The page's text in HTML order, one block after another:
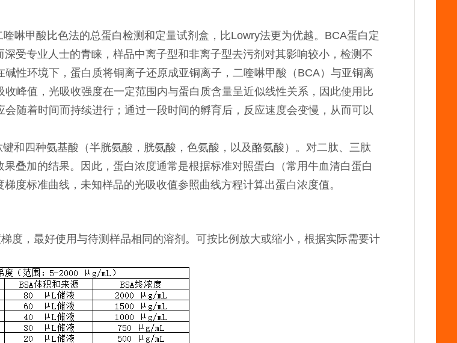
啉甲酸比色法的总蛋白检测和定量试剂盒，比Lowry法更为优越。BCA蛋白定
受专业人士的青睐，样品中离子型和非离子型去污剂对其影响较小，检测不
性环境下，蛋白质将铜离子还原成亚铜离子，二喹啉甲酸（BCA）与亚铜离
峰值，光吸收强度在一定范围内与蛋白质含量呈近似线性关系，因此使用比
随着时间而持续进行；通过一段时间的孵育后，反应速度会变慢，从而可以
和四种氨基酸（半胱氨酸，胱氨酸，色氨酸，以及酪氨酸）。对二肽、三肽
叠加的结果。因此，蛋白浓度通常是根据标准对照蛋白（常用牛血清白蛋白
度标准曲线，未知样品的光吸收值参照曲线方程计算出蛋白浓度值。
，最好使用与待测样品相同的溶剂。可按比例放大或缩小，根据实际需要计